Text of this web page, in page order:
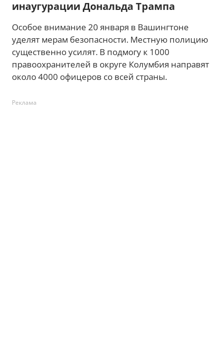
инаугурации Дональда Трампа
Особое внимание 20 января в Вашингтоне
уделят мерам безопасности. Местную полицию
существенно усилят. В подмогу к 1000
правоохранителей в округе Колумбия направят
около 4000 офицеров со всей страны.
Реклама